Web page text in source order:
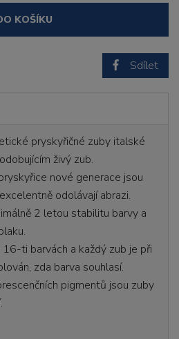
KOŠÍKU
Sdílet
pryskyřičné zuby italské
živý zub.
nové generace jsou
odolávají abrazi.
2 letou stabilitu barvy a
ti barvách a každý zub je při
zda barva souhlasí.
pigmentů jsou zuby